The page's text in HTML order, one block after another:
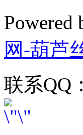
Powered
网-葫芦
联系QQ